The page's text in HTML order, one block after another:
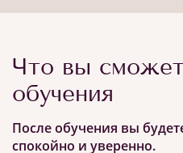
Что вы
обучения
После обучения вы
спокойно и уверенно.